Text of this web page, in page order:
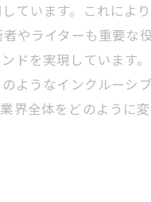
ています。これによ
ライターも重要な
ドを実現しています
ようなインクルー
全体をどのように